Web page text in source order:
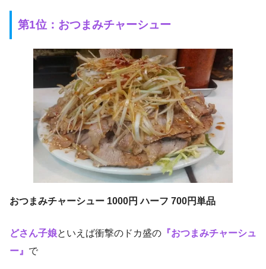
第1位：おつまみチャーシュー
おつまみチャーシュー 1000円 ハーフ 700円単品
どさん子娘といえば衝撃のドカ盛の 『おつまみチャーシュ
ー』 で